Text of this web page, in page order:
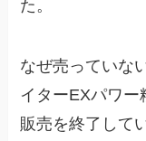
た。
なぜ売っていな
イターEXパワ
販売を終了して